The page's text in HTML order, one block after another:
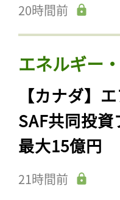
20時間前
エネルギー
【カナダ】
SAF共同投
最大15億円
21時間前